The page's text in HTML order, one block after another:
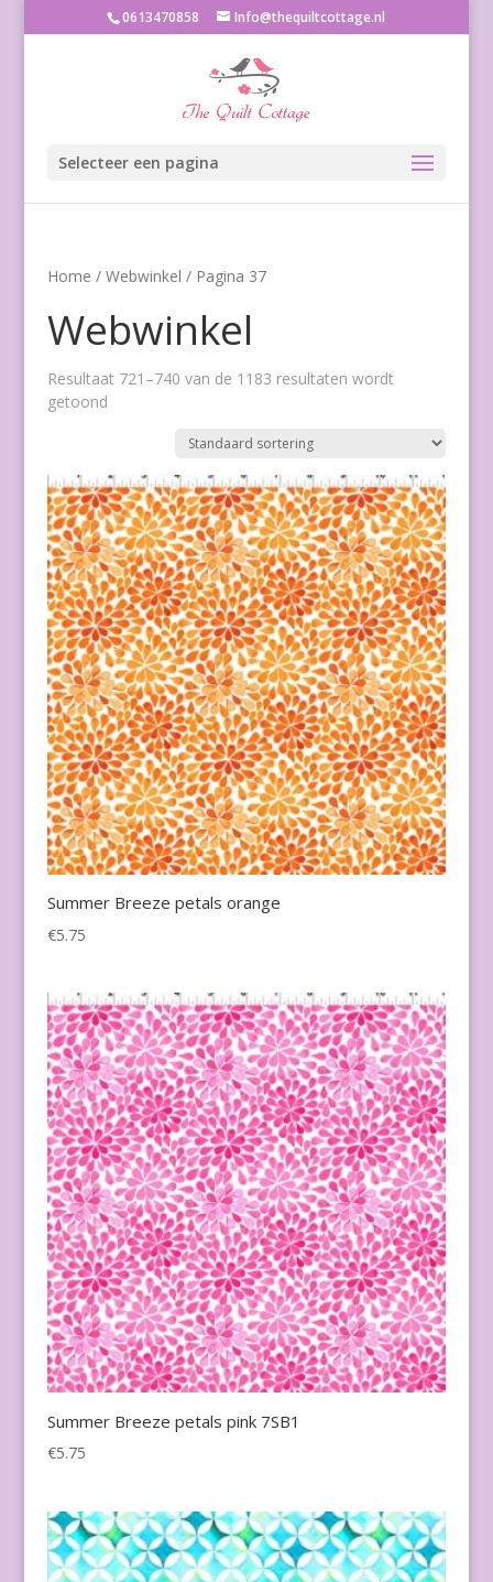
0613470858 Info@thequiltcottage.nl
Selecteer een pagina
Home / Webwinkel / Pagina 37
Webwinkel
Resultaat 721–740 van de 1183 resultaten wordt
getoond
Summer Breeze petals orange
€5.75
Summer Breeze petals pink 7SB1
€5.75